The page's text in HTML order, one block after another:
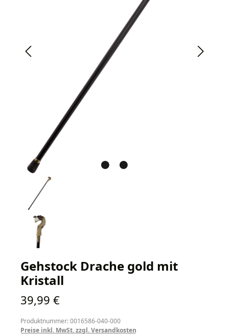
Gehstock Drache gold mit
Kristall
Regulärer Preis:
39,99 €
Produktnummer: 0016586-040-000
Preise inkl. MwSt. zzgl. Versandkosten